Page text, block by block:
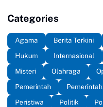
Categories
Agama Berita Terkini
Hukum
Internasional
Misteri
Olahraga
Pemerintah
Peristiwa
Politik